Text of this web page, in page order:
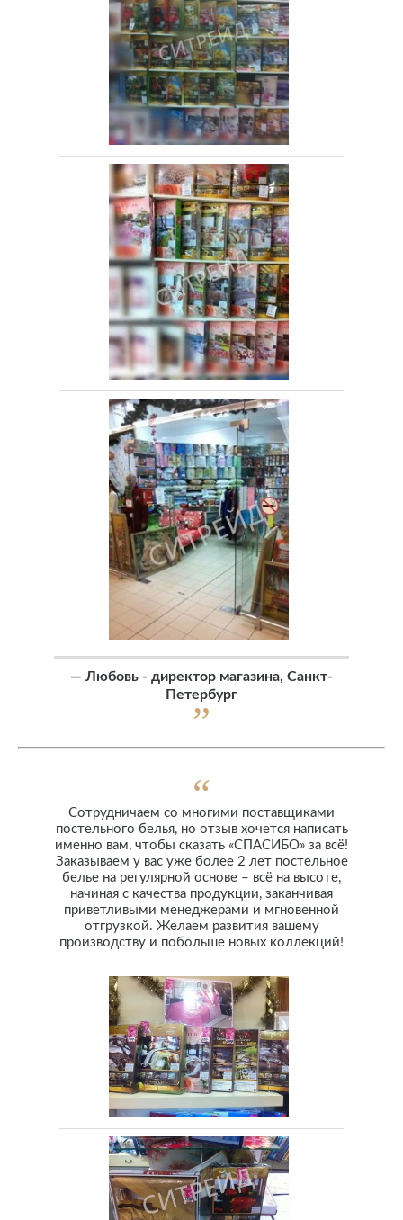
— Любовь - директор магазина, Санкт-
Петербург
Сотрудничаем со многими поставщиками
постельного белья, но отзыв хочется написать
именно вам, чтобы сказать «СПАСИБО» за всё!
Заказываем у вас уже более 2 лет постельное
белье на регулярной основе – всё на высоте,
начиная с качества продукции, заканчивая
приветливыми менеджерами и мгновенной
отгрузкой. Желаем развития вашему
производству и побольше новых коллекций!